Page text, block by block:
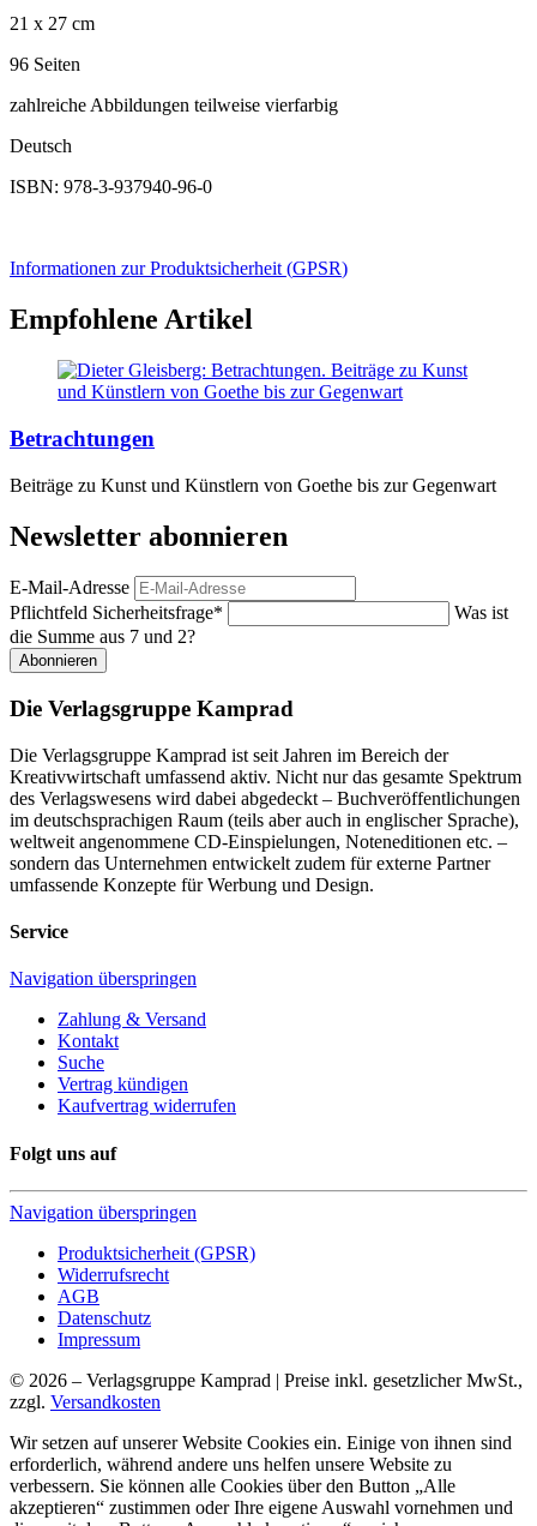
21 x 27 cm
96 Seiten
zahlreiche Abbildungen teilweise vierfarbig
Deutsch
ISBN: 978-3-937940-96-0
Informationen zur Produktsicherheit (GPSR)
Empfohlene Artikel
Betrachtungen
Beiträge zu Kunst und Künstlern von Goethe bis zur Gegenwart
Newsletter abonnieren
E-Mail-Adresse
Pflichtfeld Sicherheitsfrage*
Was ist
die Summe aus 7 und 2?
Abonnieren
Die Verlagsgruppe Kamprad
Die Verlagsgruppe Kamprad ist seit Jahren im Bereich der
Kreativwirtschaft umfassend aktiv. Nicht nur das gesamte Spektrum
des Verlagswesens wird dabei abgedeckt – Buchveröffentlichungen
im deutschsprachigen Raum (teils aber auch in englischer Sprache),
weltweit angenommene CD-Einspielungen, Noteneditionen etc. –
sondern das Unternehmen entwickelt zudem für externe Partner
umfassende Konzepte für Werbung und Design.
Service
Navigation überspringen
Zahlung & Versand
Kontakt
Suche
Vertrag kündigen
Kaufvertrag widerrufen
Folgt uns auf
Navigation überspringen
Produktsicherheit (GPSR)
Widerrufsrecht
AGB
Datenschutz
Impressum
© 2026 – Verlagsgruppe Kamprad | Preise inkl. gesetzlicher MwSt.,
zzgl. Versandkosten
Wir setzen auf unserer Website Cookies ein. Einige von ihnen sind
erforderlich, während andere uns helfen unsere Website zu
verbessern. Sie können alle Cookies über den Button „Alle
akzeptieren“ zustimmen oder Ihre eigene Auswahl vornehmen und